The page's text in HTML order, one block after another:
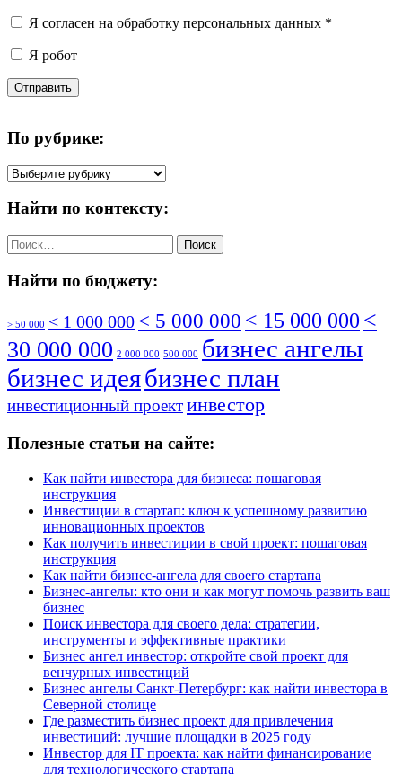
Я согласен на обработку персональных данных *
Я робот
Отправить
По рубрике:
По
Найти по контексту:
Найти:
Найти по бюджету:
> 50 000 < 1 000 000 < 5 000 000 < 15 000 000 <
30 000 000 2 000 000 500 000 бизнес ангелы
бизнес идеябизнес план
инвестиционный проект инвестор
Полезные статьи на сайте:
Как найти инвестора для бизнеса: пошаговая
инструкция
Инвестиции в стартап: ключ к успешному развитию
инновационных проектов
Как получить инвестиции в свой проект: пошаговая
инструкция
Как найти бизнес-ангела для своего стартапа
Бизнес-ангелы: кто они и как могут помочь развить ваш
бизнес
Поиск инвестора для своего дела: стратегии,
инструменты и эффективные практики
Бизнес ангел инвестор: откройте свой проект для
венчурных инвестиций
Бизнес ангелы Санкт-Петербург: как найти инвестора в
Северной столице
Где разместить бизнес проект для привлечения
инвестиций: лучшие площадки в 2025 году
Инвестор для IT проекта: как найти финансирование
для технологического стартапа